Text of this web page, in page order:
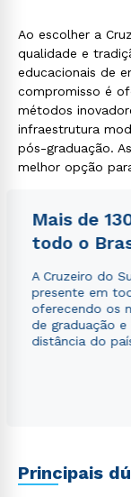
Ao escolher a
qualidade e
educacionais de
compromisso é
métodos
infraestrutura
pós-graduação.
melhor opção
Mais de
todo o
A Cruzeiro do
presente em
oferecendo os
de graduação
distância do
Principais